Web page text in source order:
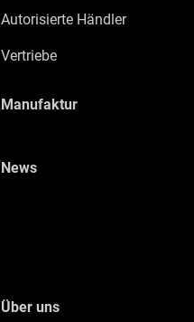
Autorisierte Händler
Vertriebe
Manufaktur
News
Über uns